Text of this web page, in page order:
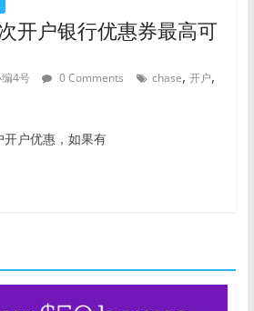
开户银行优惠券最高可
4号 0 Comments chase, 开户,
户优惠，如果有